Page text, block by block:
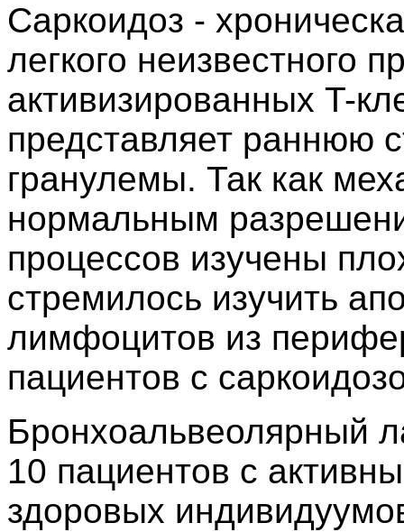
Саркоидоз -
легкого неизвестного
активизированных T-
представляет раннюю
гранулемы. Так как
нормальным
процессов изучены
стремилось изучить
лимфоцитов из
пациентов с
Бронхоальвеолярный
10 пациентов с
здоровых